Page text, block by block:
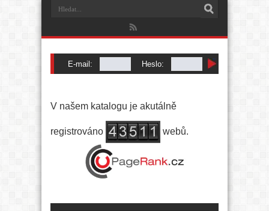
E-mail: Heslo:
V našem katalogu je akutálně
registrováno webů.